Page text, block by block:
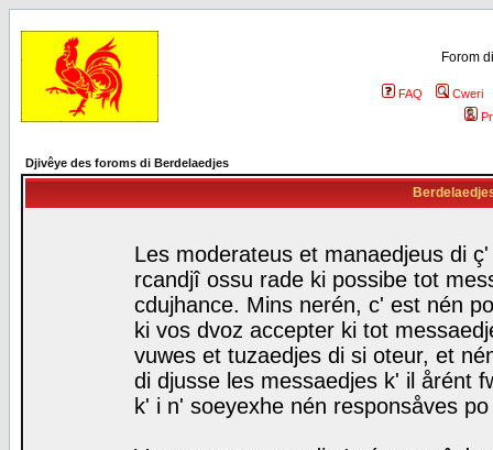
Forom
FAQ
Cweri
Djivêye des foroms di Berdelaedjes
Les moderateus et manaedjeus di
rcandjî ossu rade ki possibe tot
cdujhance. Mins nerén, c' est nén
ki vos dvoz accepter ki tot
vuwes et tuzaedjes di si oteur, et
di djusse les messaedjes k' il årént
k' i n' soeyexhe nén responsåves